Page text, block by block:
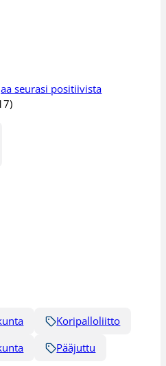
seurasi positiivista
Koripalloliitto
Pääjuttu